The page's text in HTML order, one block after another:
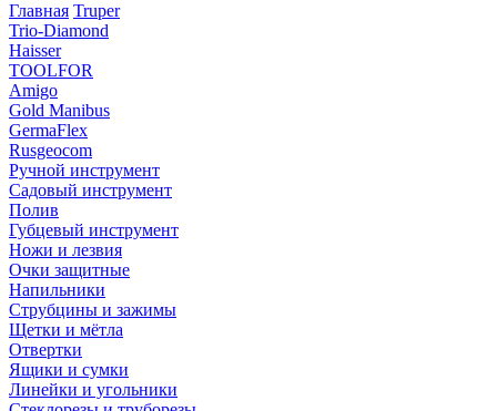
Главная Truper
Trio-Diamond
Haisser
TOOLFOR
Amigo
Gold Manibus
GermaFlex
Rusgeocom
Ручной инструмент
Садовый инструмент
Полив
Губцевый инструмент
Ножи и лезвия
Очки защитные
Напильники
Струбцины и зажимы
Щетки и мётла
Отвертки
Ящики и сумки
Линейки и угольники